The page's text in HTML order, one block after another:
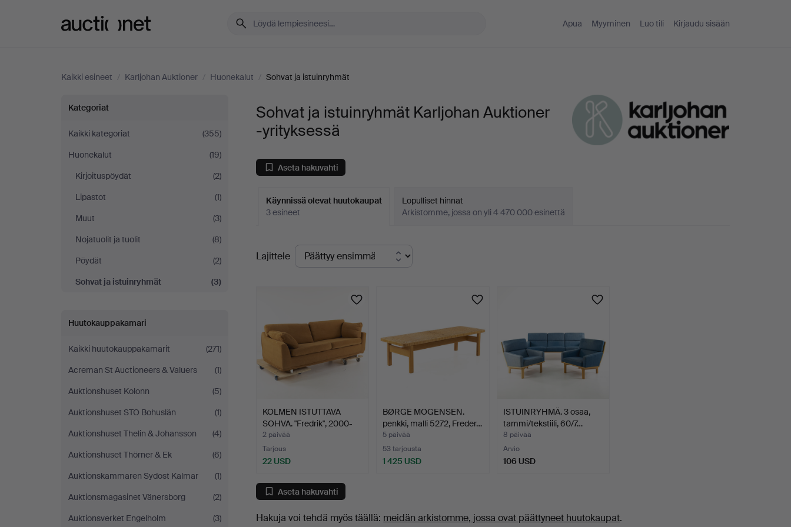
Apua Myyminen Luo tili Kirjaudu sisään
Kaikki esineet / Karljohan Auktioner / Huonekalut / Sohvat ja istuinryhmät
Sohvat
ja
istuinryhmät
Karljohan
Auktioner
yrityksessä
Kategoriat
Kaikki kategoriat
(355)
Huonekalut
(19)
Kirjoituspöydät
(2)
Lipastot
(1)
Muut
(3)
Nojatuolit ja tuolit
(8)
Pöydät
(2)
Sohvat ja istuinryhmät
(3)
Huutokauppakamari
Kaikki huutokauppakamarit
(271)
Acreman St Auctioneers & Valuers
(1)
Auktionshuset Kolonn
(5)
Auktionshuset STO Bohuslän
(1)
Auktionshuset Thelin & Johansson
(4)
Auktionshuset Thörner & Ek
(6)
Auktionskammaren Sydost Kalmar
(1)
Auktionsmagasinet Vänersborg
(2)
Auktionsverket Engelholm
(3)
Sohvat ja istuinryhmät Karljohan Auktioner
-yrityksessä
Aseta hakuvahti
Käynnissä olevat huutokaupat
3 esineet
Lopulliset hinnat
Arkistomme, jossa on yli 4 470 000 esinettä
Käynnissä
olevat
Lajittele
KOLMEN ISTUTTAVA
SOHVA. "Fredrik", 2000-
lu…
2 päivää
Tarjous
22 USD
BØRGE MOGENSEN.
penkki, malli 5272, Freder…
5 päivää
53 tarjousta
1 425 USD
ISTUINRYHMÄ. 3 osaa,
tammi/tekstiili, 60/7…
8 päivää
Arvio
106 USD
Aseta hakuvahti
Hakuja voi tehdä myös täällä: meidän arkistomme, jossa ovat päättyneet huutokaupat.